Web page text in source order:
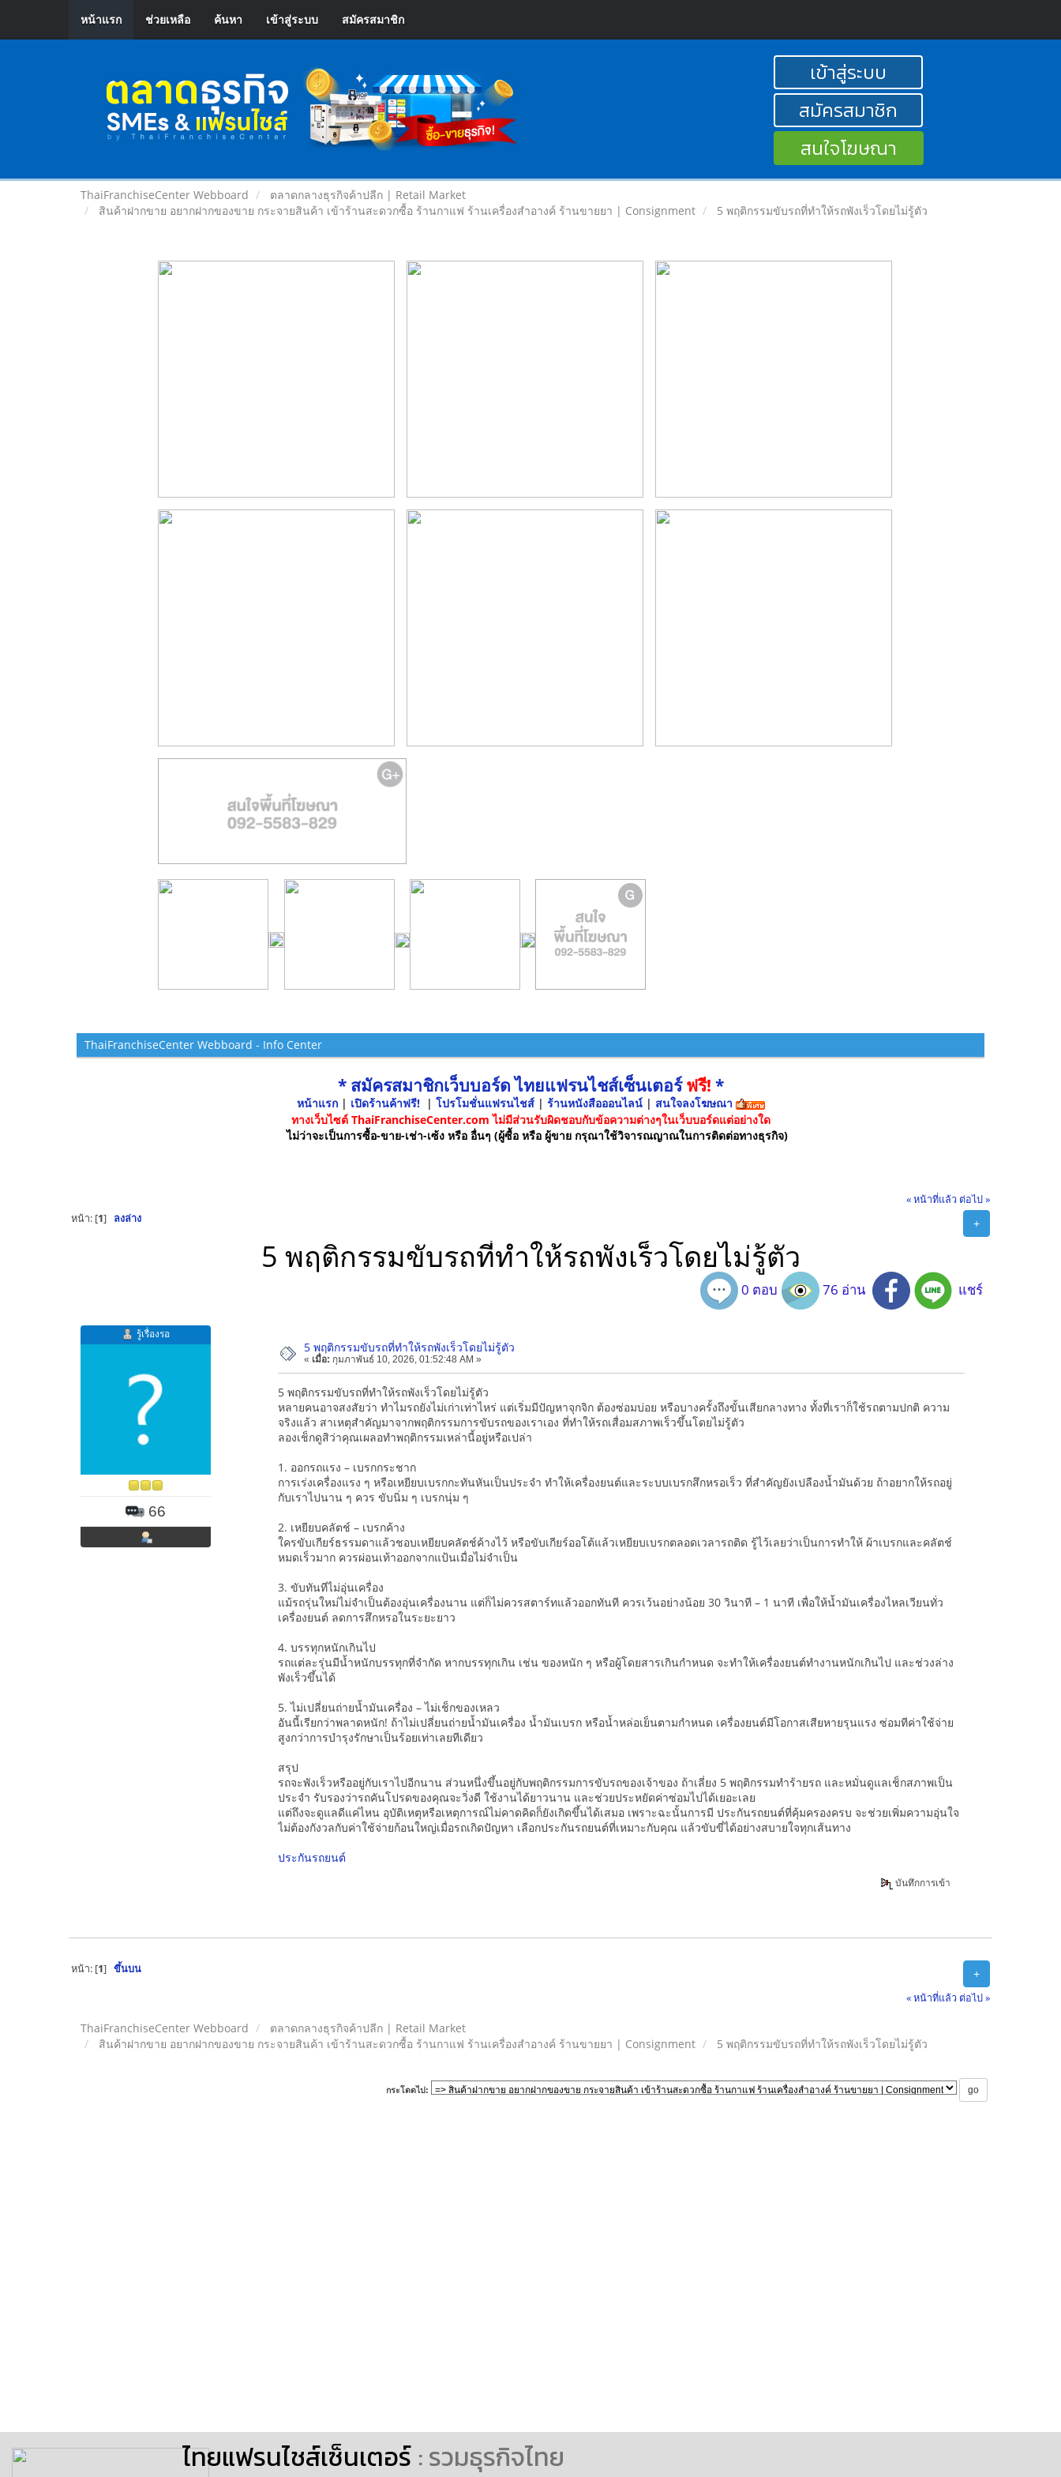
หน้าแรก ช่วยเหลือ ค้นหา เข้าสู่ระบบ สมัครสมาชิก
เข้าสู่ระบบ
สมัครสมาชิก
สนใจโฆษณา
ThaiFranchiseCenter Webboard
ตลาดกลางธุรกิจค้าปลีก | Retail Market
สินค้าฝากขาย อยากฝากของขาย กระจายสินค้า เข้าร้านสะดวกซื้อ ร้านกาแฟ ร้านเครื่องสำอางค์ ร้านขายยา | Consignment
5 พฤติกรรมขับรถที่ทำให้รถพังเร็วโดยไม่รู้ตัว
ThaiFranchiseCenter Webboard - Info Center
* สมัครสมาชิกเว็บบอร์ด ไทยแฟรนไชส์เซ็นเตอร์ฟรี! *
หน้าแรก| เปิดร้านค้าฟรี! | โปรโมชั่นแฟรนไชส์ | ร้านหนังสือออนไลน์ | สนใจลงโฆษณา
ทางเว็บไซต์ ThaiFranchiseCenter.com ไม่มีส่วนรับผิดชอบกับข้อความต่างๆในเว็บบอร์ดแต่อย่างใด
ไม่ว่าจะเป็นการซื้อ-ขาย-เช่า-เซ้ง หรือ อื่นๆ (ผู้ซื้อ หรือ ผู้ขาย กรุณาใช้วิจารณญาณในการติดต่อทางธุรกิจ)
« หน้าที่แล้ว ต่อไป »
+
หน้า: [1] ลงล่าง
5 พฤติกรรมขับรถที่ทำให้รถพังเร็วโดยไม่รู้ตัว
0 ตอบ 76 อ่าน แชร์
รู้เรื่องรอ
66
5 พฤติกรรมขับรถที่ทำให้รถพังเร็วโดยไม่รู้ตัว
« เมื่อ: กุมภาพันธ์ 10, 2026, 01:52:48 AM »
5 พฤติกรรมขับรถที่ทำให้รถพังเร็วโดยไม่รู้ตัว
หลายคนอาจสงสัยว่า ทำไมรถยังไม่เก่าเท่าไหร่ แต่เริ่มมีปัญหาจุกจิก ต้องซ่อมบ่อย หรือบางครั้งถึงขั้นเสียกลางทาง ทั้งที่เราก็ใช้รถตามปกติ ความ
จริงแล้ว สาเหตุสำคัญมาจากพฤติกรรมการขับรถของเราเอง ที่ทำให้รถเสื่อมสภาพเร็วขึ้นโดยไม่รู้ตัว
ลองเช็กดูสิว่าคุณเผลอทำพฤติกรรมเหล่านี้อยู่หรือเปล่า
1. ออกรถแรง – เบรกกระชาก
การเร่งเครื่องแรง ๆ หรือเหยียบเบรกกะทันหันเป็นประจำ ทำให้เครื่องยนต์และระบบเบรกสึกหรอเร็ว ที่สำคัญยังเปลืองน้ำมันด้วย ถ้าอยากให้รถอยู่
กับเราไปนาน ๆ ควร ขับนิ่ม ๆ เบรกนุ่ม ๆ
2. เหยียบคลัตช์ – เบรกค้าง
ใครขับเกียร์ธรรมดาแล้วชอบเหยียบคลัตช์ค้างไว้ หรือขับเกียร์ออโต้แล้วเหยียบเบรกตลอดเวลารถติด รู้ไว้เลยว่าเป็นการทำให้ ผ้าเบรกและคลัตช์
หมดเร็วมาก ควรผ่อนเท้าออกจากแป้นเมื่อไม่จำเป็น
3. ขับทันทีไม่อุ่นเครื่อง
แม้รถรุ่นใหม่ไม่จำเป็นต้องอุ่นเครื่องนาน แต่ก็ไม่ควรสตาร์ทแล้วออกทันที ควรเว้นอย่างน้อย 30 วินาที – 1 นาที เพื่อให้น้ำมันเครื่องไหลเวียนทั่ว
เครื่องยนต์ ลดการสึกหรอในระยะยาว
4. บรรทุกหนักเกินไป
รถแต่ละรุ่นมีน้ำหนักบรรทุกที่จำกัด หากบรรทุกเกิน เช่น ของหนัก ๆ หรือผู้โดยสารเกินกำหนด จะทำให้เครื่องยนต์ทำงานหนักเกินไป และช่วงล่าง
พังเร็วขึ้นได้
5. ไม่เปลี่ยนถ่ายน้ำมันเครื่อง – ไม่เช็กของเหลว
อันนี้เรียกว่าพลาดหนัก! ถ้าไม่เปลี่ยนถ่ายน้ำมันเครื่อง น้ำมันเบรก หรือน้ำหล่อเย็นตามกำหนด เครื่องยนต์มีโอกาสเสียหายรุนแรง ซ่อมทีค่าใช้จ่าย
สูงกว่าการบำรุงรักษาเป็นร้อยเท่าเลยทีเดียว
สรุป
รถจะพังเร็วหรืออยู่กับเราไปอีกนาน ส่วนหนึ่งขึ้นอยู่กับพฤติกรรมการขับรถของเจ้าของ ถ้าเลี่ยง 5 พฤติกรรมทำร้ายรถ และหมั่นดูแลเช็กสภาพเป็น
ประจำ รับรองว่ารถคันโปรดของคุณจะวิ่งดี ใช้งานได้ยาวนาน และช่วยประหยัดค่าซ่อมไปได้เยอะเลย
แต่ถึงจะดูแลดีแค่ไหน อุบัติเหตุหรือเหตุการณ์ไม่คาดคิดก็ยังเกิดขึ้นได้เสมอ เพราะฉะนั้นการมี ประกันรถยนต์ที่คุ้มครองครบ จะช่วยเพิ่มความอุ่นใจ
ไม่ต้องกังวลกับค่าใช้จ่ายก้อนใหญ่เมื่อรถเกิดปัญหา เลือกประกันรถยนต์ที่เหมาะกับคุณ แล้วขับขี่ได้อย่างสบายใจทุกเส้นทาง
ประกันรถยนต์
บันทึกการเข้า
+
หน้า: [1] ขึ้นบน
« หน้าที่แล้ว ต่อไป »
ThaiFranchiseCenter Webboard
ตลาดกลางธุรกิจค้าปลีก | Retail Market
สินค้าฝากขาย อยากฝากของขาย กระจายสินค้า เข้าร้านสะดวกซื้อ ร้านกาแฟ ร้านเครื่องสำอางค์ ร้านขายยา | Consignment
5 พฤติกรรมขับรถที่ทำให้รถพังเร็วโดยไม่รู้ตัว
กระโดดไป:
ไทยแฟรนไชส์เซ็นเตอร์ : รวมธุรกิจไทย